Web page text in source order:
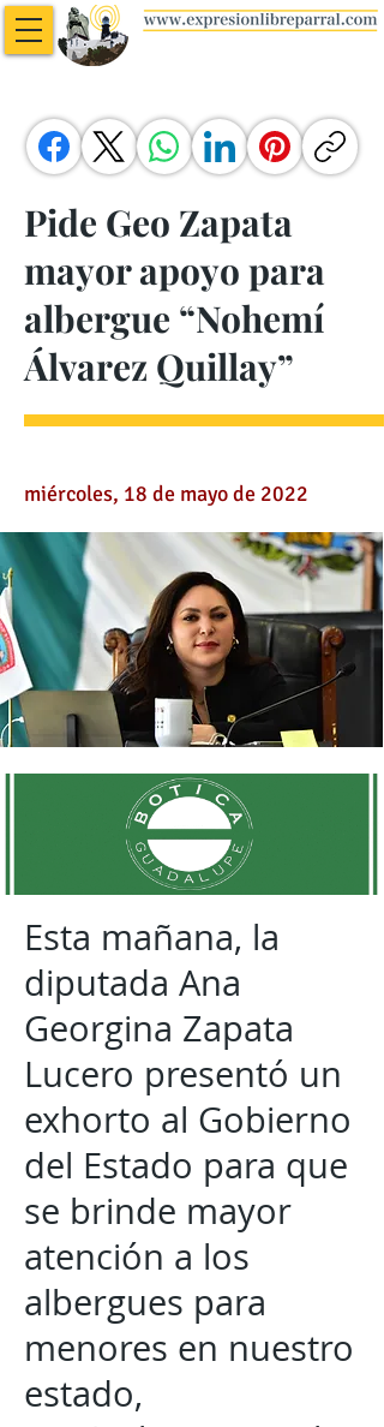
Pide Geo Zapata
mayor apoyo para
albergue “Nohemí
Álvarez Quillay”
miércoles, 18 de mayo de 2022
Esta mañana, la
diputada Ana
Georgina Zapata
Lucero presentó un
exhorto al Gobierno
del Estado para que
se brinde mayor
atención a los
albergues para
menores en nuestro
estado,